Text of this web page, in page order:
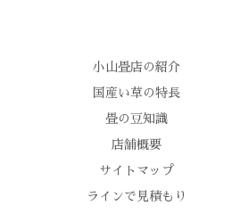
小山畳店の紹介
国産い草の特長
畳の豆知識
店舗概要
サイトマップ
ラインで見積もり